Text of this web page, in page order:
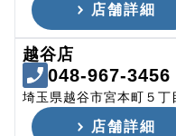
店舗詳細
越谷店
048-967-3456
埼玉県越谷市宮本町５丁
店舗詳細